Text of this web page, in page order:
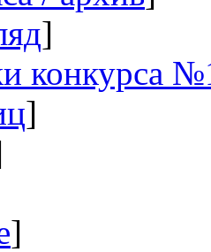
]
конкурса
]
]